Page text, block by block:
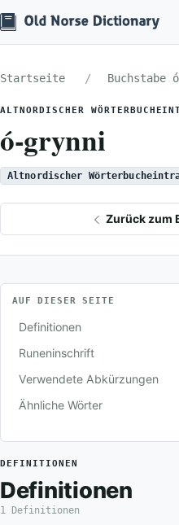
Startseite Buchstabe ó
ALTNORDISCHER
ó-grynni
Altnordischer
Zurück zum
AUF DIESER SEITE
Definitionen
Runeninschrift
Verwendete Abkürzungen
Ähnliche Wörter
DEFINITIONEN
Definitionen
1 Definitionen